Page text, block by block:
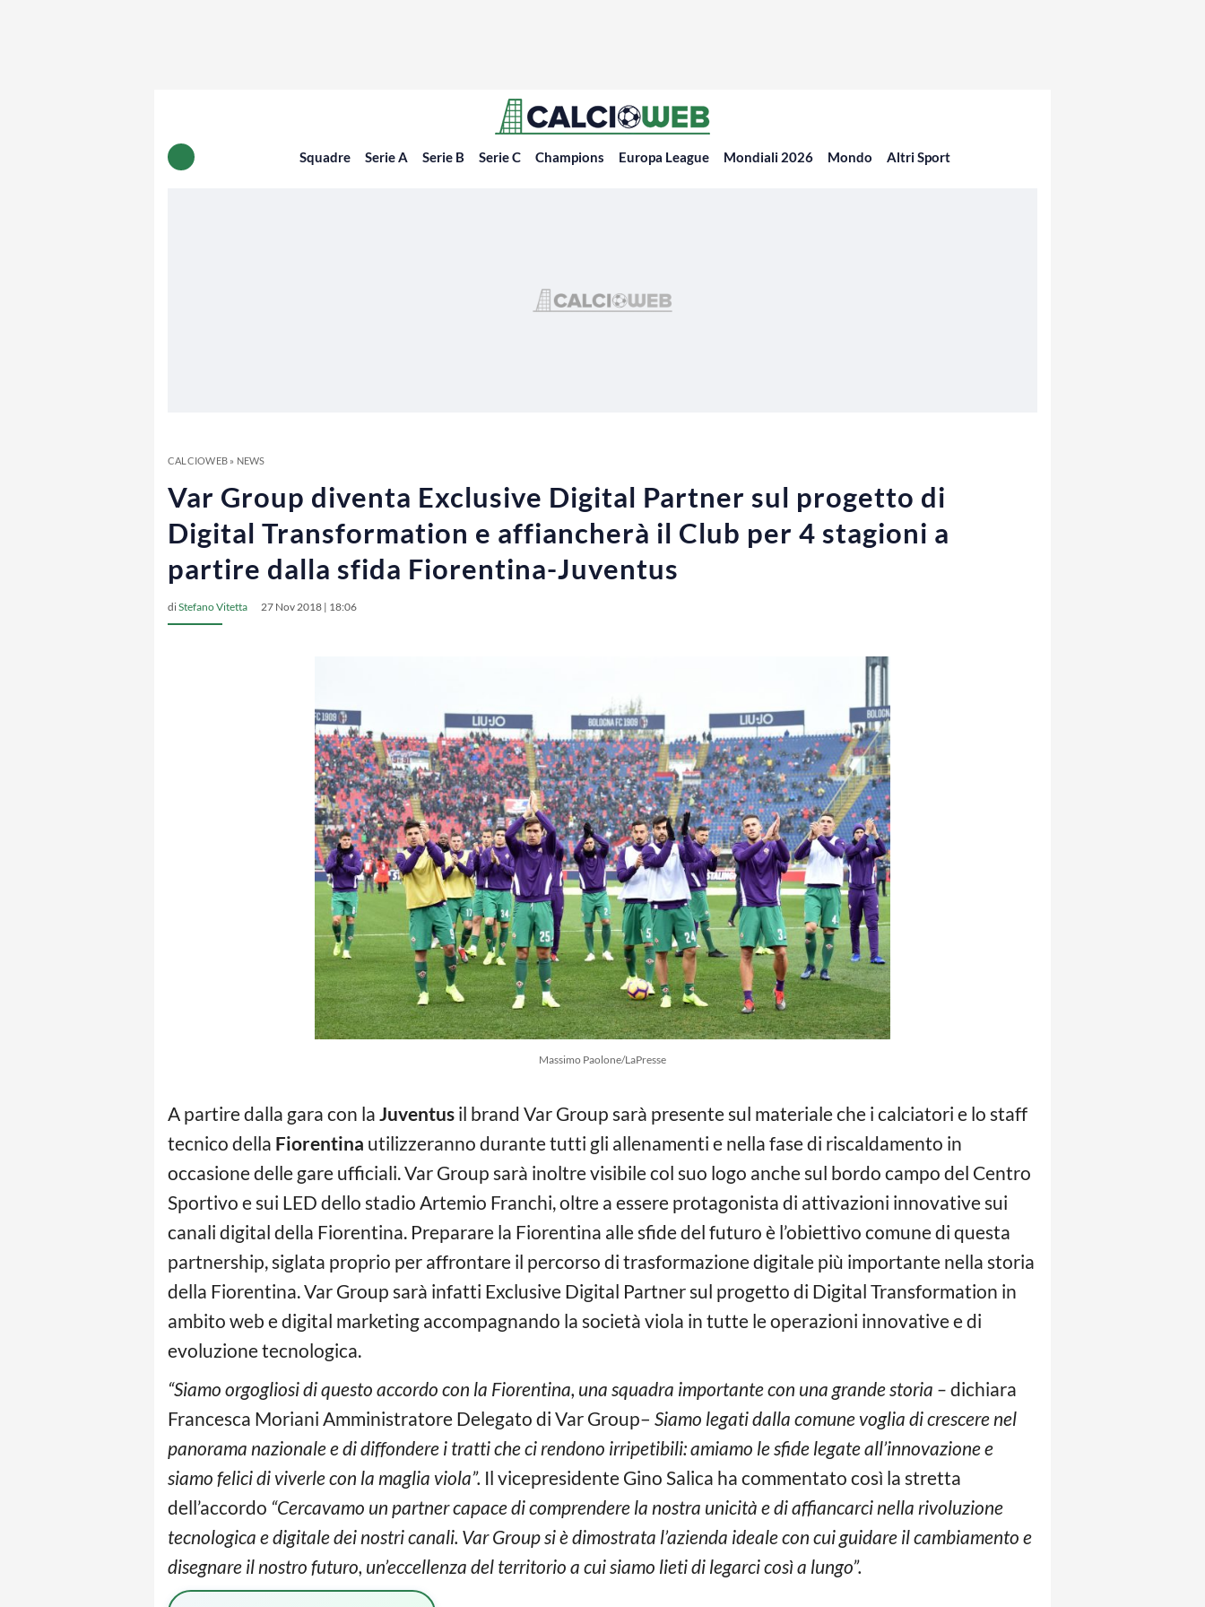
Squadre Serie A Serie B Serie C Champions Europa League Mondiali 2026 Mondo Altri Sport
CALCIOWEB» NEWS
Var Group diventa Exclusive Digital Partner sul progetto di
Digital Transformation e affiancherà il Club per 4 stagioni a
partire dalla sfida Fiorentina-Juventus
diStefano Vitetta 27 Nov 2018 | 18:06
Massimo Paolone/LaPresse
A partire dalla gara con la Juventus il brand Var Group sarà presente sul materiale che i calciatori e lo staff
tecnico della Fiorentina utilizzeranno durante tutti gli allenamenti e nella fase di riscaldamento in
occasione delle gare ufficiali. Var Group sarà inoltre visibile col suo logo anche sul bordo campo del Centro
Sportivo e sui LED dello stadio Artemio Franchi, oltre a essere protagonista di attivazioni innovative sui
canali digital della Fiorentina. Preparare la Fiorentina alle sfide del futuro è l’obiettivo comune di questa
partnership, siglata proprio per affrontare il percorso di trasformazione digitale più importante nella storia
della Fiorentina. Var Group sarà infatti Exclusive Digital Partner sul progetto di Digital Transformation in
ambito web e digital marketing accompagnando la società viola in tutte le operazioni innovative e di
evoluzione tecnologica.
“Siamo orgogliosi di questo accordo con la Fiorentina, una squadra importante con una grande storia – dichiara
Francesca Moriani Amministratore Delegato di Var Group– Siamo legati dalla comune voglia di crescere nel
panorama nazionale e di diffondere i tratti che ci rendono irripetibili: amiamo le sfide legate all’innovazione e
siamo felici di viverle con la maglia viola”. Il vicepresidente Gino Salica ha commentato così la stretta
dell’accordo “Cercavamo un partner capace di comprendere la nostra unicità e di affiancarci nella rivoluzione
tecnologica e digitale dei nostri canali. Var Group si è dimostrata l’azienda ideale con cui guidare il cambiamento e
disegnare il nostro futuro, un’eccellenza del territorio a cui siamo lieti di legarci così a lungo”.